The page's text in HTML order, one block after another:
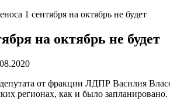
1 сентября на октябрь не будет
на октябрь не будет
от фракции ЛДПР Василия
регионах, как и было